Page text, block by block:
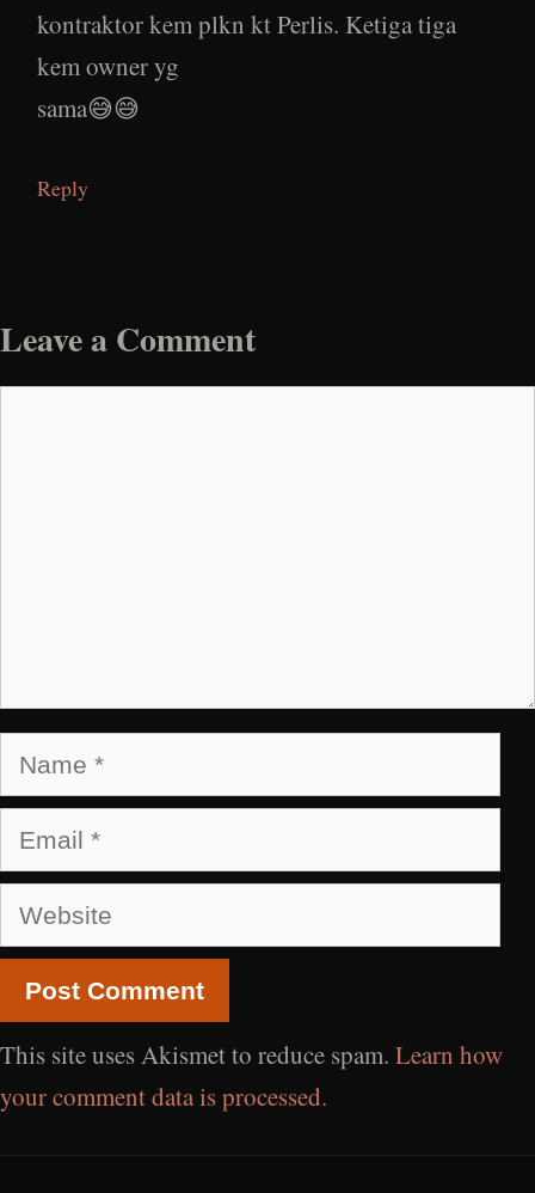
kontraktor kem plkn kt Perlis. Ketiga tiga
kem owner yg
sama😅😅
Reply
Leave a Comment
Name
Email
Website
This site uses Akismet to reduce spam. Learn how
your comment data is processed.